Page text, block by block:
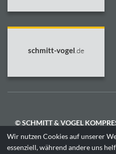
schmitt-vogel .de
© SCHMITT & VOGEL
Alle Rechte vorbehalten. Alle
Wir nutzen Cookies auf unserer
essenziell, während andere uns